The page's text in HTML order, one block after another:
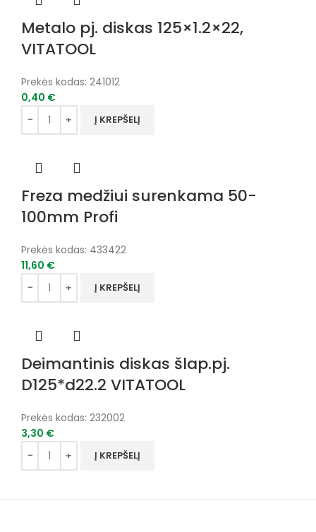
Metalo pj. diskas 125×1.2×22,
VITATOOL
Prekės kodas: 241012
0,40 €
Į KREPŠELĮ
Freza medžiui surenkama 50-
100mm Profi
Prekės kodas: 433422
11,60 €
Į KREPŠELĮ
Deimantinis diskas šlap.pj.
D125*d22.2 VITATOOL
Prekės kodas: 232002
3,30 €
Į KREPŠELĮ